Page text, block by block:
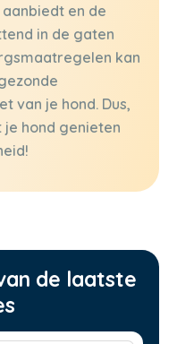
en de
in de gaten
kan
van je hond. Dus,
hond genieten
de laatste